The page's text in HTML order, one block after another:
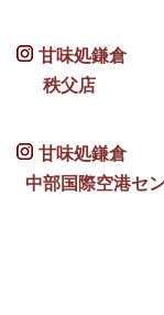
甘味処鎌倉
秩父店
甘味処鎌倉
中部国際空港セ